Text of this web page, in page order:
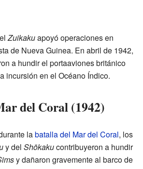
Zuikakuapoyó operaciones en
de Nueva Guinea. En abril de 1942,
a hundir el portaaviones británico
incursión en el Océano Índico.
del Coral (1942)
labatalla del Mar del Coral, los
y del Shōkakucontribuyeron a hundir
y dañaron gravemente al barco de